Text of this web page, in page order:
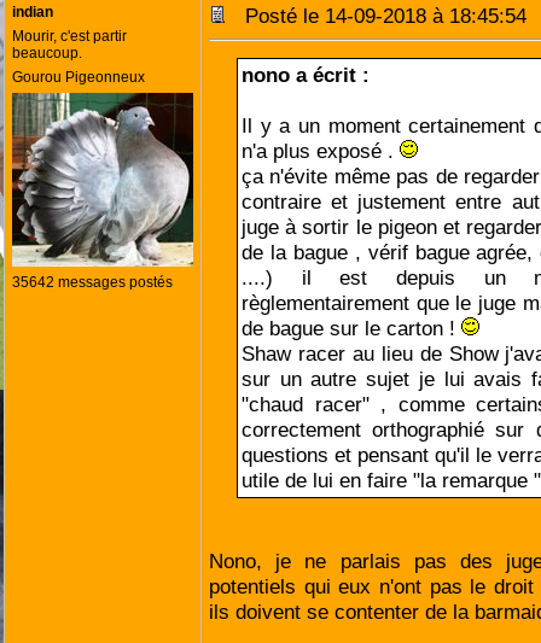
indian
Mourir, c'est partir
beaucoup.
Gourou Pigeonneux
35642 messages postés
Posté le 14-09-2018 à
nono a écrit :
Il y a un moment certainement
n'a plus exposé .
ça n'évite même pas de
contraire et justement entre
juge à sortir le pigeon et
de la bague , vérif bague
....) il est depuis un
règlementairement que le juge
de bague sur le carton !
Shaw racer au lieu de Show
sur un autre sujet je lui avais
"chaud racer" , comme
correctement orthographié
questions et pensant qu'il le
utile de lui en faire "la remarque
Nono, je ne parlais pas des
potentiels qui eux n'ont pas le
ils doivent se contenter de la